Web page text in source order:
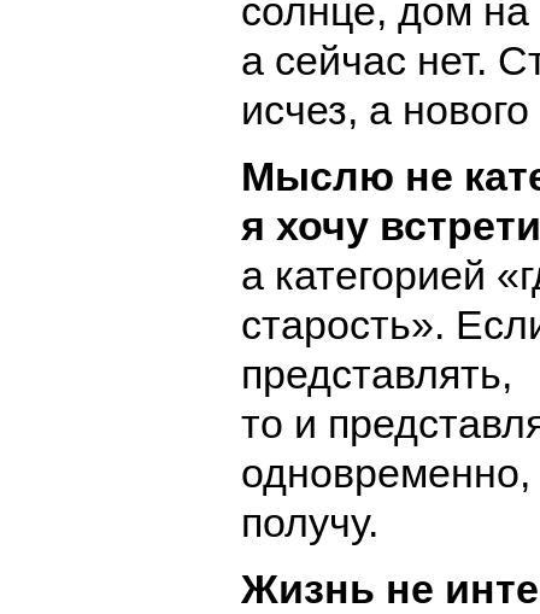
солнце, дом
а сейчас нет.
исчез, а
Мыслю не
я хочу
а категорией
старость».
представлять,
то и
одновременно,
получу.
Жизнь не